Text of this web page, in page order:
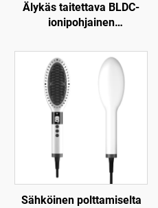
Älykäs taitettava BLDC-
ionipohjainen
Sähköinen polttamiselta